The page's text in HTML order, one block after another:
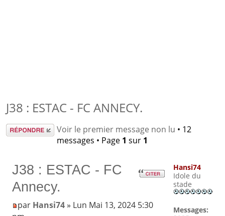
J38 : ESTAC - FC ANNECY.
Répondre Voir le premier message non lu • 12
messages • Page 1 sur 1
J38 : ESTAC - FC
Annecy.
par Hansi74» Lun Mai 13, 2024 5:30
Hansi74
Idole du
stade
Messages: